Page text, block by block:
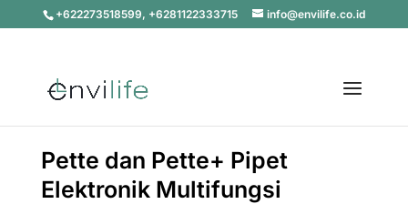
+622273518599, +6281122333715 info@envilife.co.id
Pette dan Pette+ Pipet
Elektronik Multifungsi